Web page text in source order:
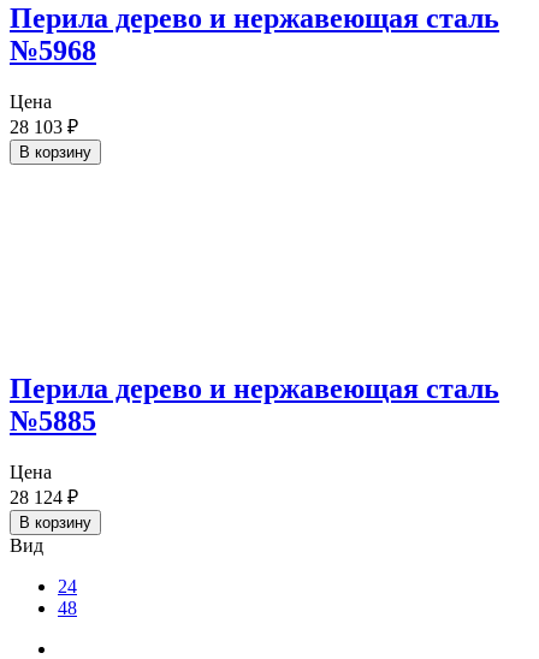
Перила дерево и нержавеющая сталь
№5968
Цена
28 103 ₽
В корзину
Перила дерево и нержавеющая сталь
№5885
Цена
28 124 ₽
В корзину
Вид
24
48